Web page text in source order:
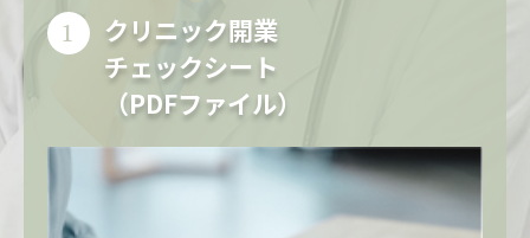
クリニック開業
チェックシート
（PDFファイル）